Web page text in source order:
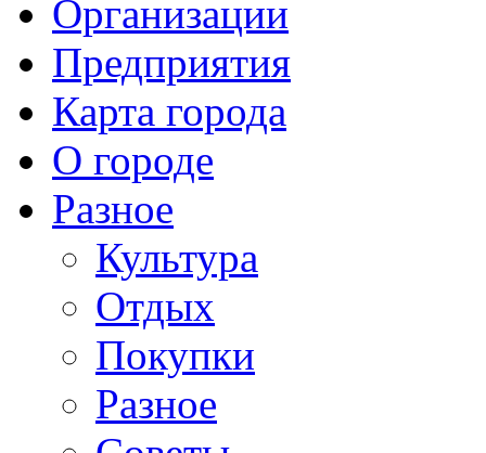
Организации
Предприятия
Карта города
О городе
Разное
Культура
Отдых
Покупки
Разное